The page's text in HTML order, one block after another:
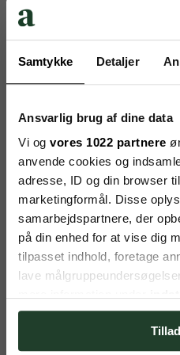
Samtykke Detaljer
Ansvarlig brug af dine data
Vi og vores 1022 partnere
anvende cookies og
adresse, ID og din browser
marketingformål. Disse
samarbejdspartnere, der
på din enhed for at vise dig
tilpasset indhold, foretage
lave
persondatapolitik. Du kan
tilbage eller ændre
"Cookiedeklaration", eller
Få et tilbud på
Deluxe
Vi kontakter dig med et
inden for 24 timer.
Gør som mere end 600+
frokostordning fra able®
Kom igang med ny
URL
Dette felt er til validering
Hvor mange er i? *
Hvor skal det leveres?*